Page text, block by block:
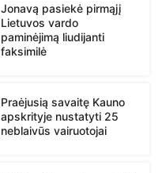
Jonavą pasiekė pirmąjį
Lietuvos vardo
paminėjimą liudijanti
faksimilė
Praėjusią savaitę Kauno
apskrityje nustatyti 25
neblaivūs vairuotojai